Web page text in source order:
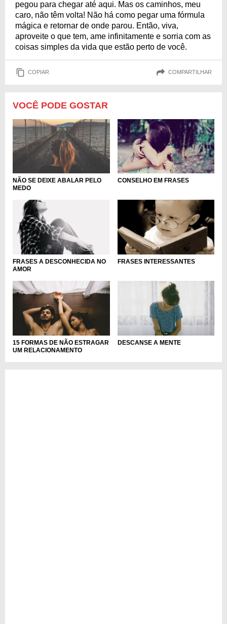
pegou para chegar até aqui. Mas os caminhos, meu
caro, não têm volta! Não há como pegar uma fórmula
mágica e retornar de onde parou. Então, viva,
aproveite o que tem, ame infinitamente e sorria com as
coisas simples da vida que estão perto de você.
COPIAR COMPARTILHAR
VOCÊ PODE GOSTAR
NÃO SE DEIXE ABALAR PELO
MEDO
CONSELHO EM FRASES
FRASES A DESCONHECIDA NO
AMOR
FRASES INTERESSANTES
15 FORMAS DE NÃO ESTRAGAR
UM RELACIONAMENTO
DESCANSE A MENTE